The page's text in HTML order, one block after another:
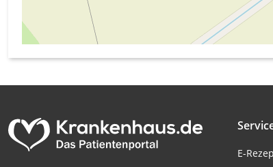
E-
IAB-Besonderheiten:
Verwendung genauer Standortdaten
Geräte anhand von aktiv angeforderten
Nicht-IAB-Verarbeitungszwecke:
Performance